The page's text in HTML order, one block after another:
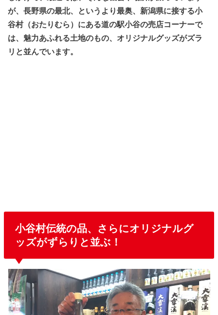
が、長野県の最北、というより最奥、新潟県に接する小
谷村（おたりむら）にある道の駅小谷の売店コーナーで
は、魅力あふれる土地のもの、オリジナルグッズがズラ
リと並んでいます。
小谷村伝統の品、さらにオリジナルグ
ッズがずらりと並ぶ！